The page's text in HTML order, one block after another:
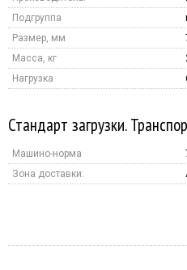
Подгруппа
Размер, мм
Масса, кг
Нагрузка
Стандарт загрузки.
Машино-норма
Зона доставки: